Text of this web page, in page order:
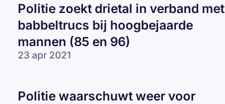
Politie zoekt drietal in verband met
babbeltrucs bij hoogbejaarde
mannen (85 en 96)
23 apr 2021
Politie waarschuwt weer voor